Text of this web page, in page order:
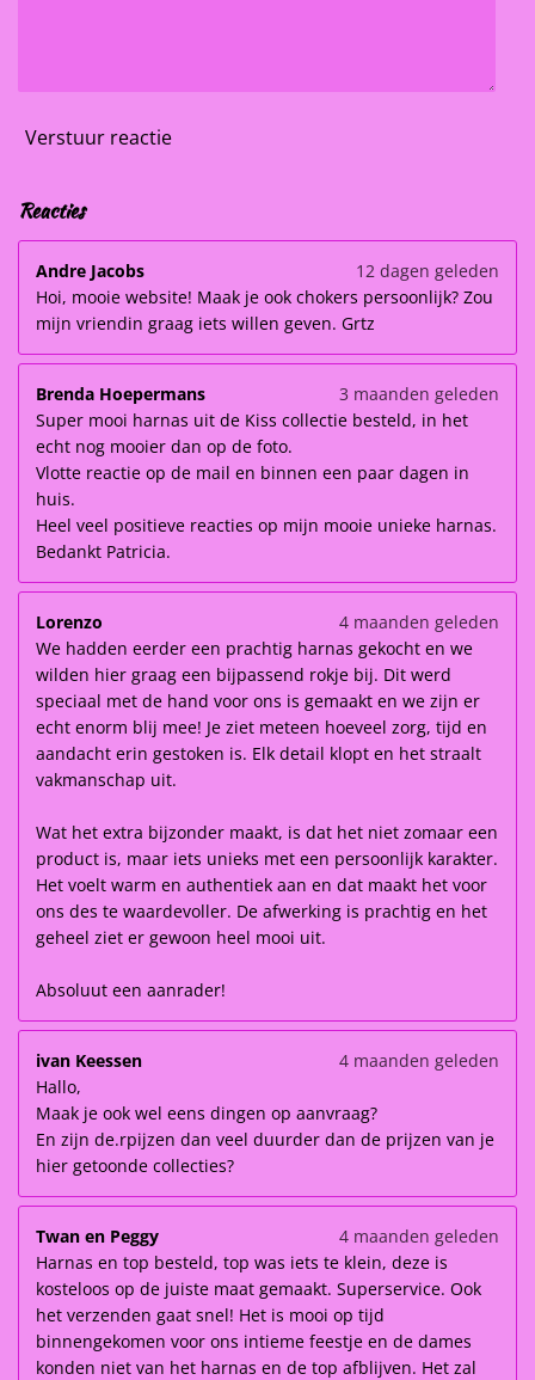
Verstuur reactie
Reacties
Andre Jacobs
12 dagen geleden
Hoi, mooie website! Maak je ook chokers persoonlijk? Zou
mijn vriendin graag iets willen geven. Grtz
Brenda Hoepermans
3 maanden geleden
Super mooi harnas uit de Kiss collectie besteld, in het
echt nog mooier dan op de foto.
Vlotte reactie op de mail en binnen een paar dagen in
huis.
Heel veel positieve reacties op mijn mooie unieke harnas.
Bedankt Patricia.
Lorenzo
4 maanden geleden
We hadden eerder een prachtig harnas gekocht en we
wilden hier graag een bijpassend rokje bij. Dit werd
speciaal met de hand voor ons is gemaakt en we zijn er
echt enorm blij mee! Je ziet meteen hoeveel zorg, tijd en
aandacht erin gestoken is. Elk detail klopt en het straalt
vakmanschap uit.
Wat het extra bijzonder maakt, is dat het niet zomaar een
product is, maar iets unieks met een persoonlijk karakter.
Het voelt warm en authentiek aan en dat maakt het voor
ons des te waardevoller. De afwerking is prachtig en het
geheel ziet er gewoon heel mooi uit.
Absoluut een aanrader!
ivan Keessen
4 maanden geleden
Hallo,
Maak je ook wel eens dingen op aanvraag?
En zijn de.rpijzen dan veel duurder dan de prijzen van je
hier getoonde collecties?
Twan en Peggy
4 maanden geleden
Harnas en top besteld, top was iets te klein, deze is
kosteloos op de juiste maat gemaakt. Superservice. Ook
het verzenden gaat snel! Het is mooi op tijd
binnengekomen voor ons intieme feestje en de dames
konden niet van het harnas en de top afblijven. Het zal